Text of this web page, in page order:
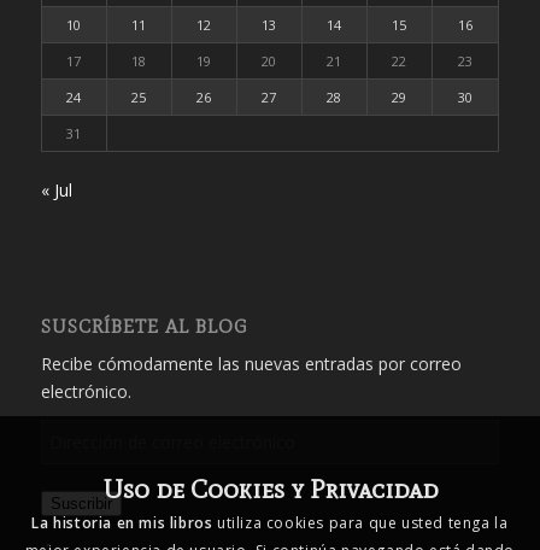
10
11 12 13 14 15
16
17
18 19 20 21 22
23
24
25 26 27 28 29
30
31
« Jul
SUSCRÍBETE AL BLOG
Recibe cómodamente las nuevas entradas por correo
electrónico.
correo
electrónico
SuscribirUso de Cookies y Privacidad
La historia en mis libros utiliza cookies para que usted tenga la